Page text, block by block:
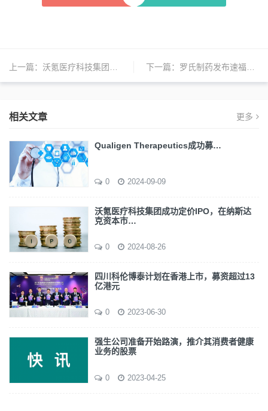
上一篇： 沃氪医疗科技集团成功定价IPO，在纳斯达克资本市场交易 下一篇： 罗氏制药发布速福达干混悬剂
相关文章 更多
Qualigen Therapeutics成功募…
0 2024-09-09
沃氪医疗科技集团成功定价IPO，在纳斯达
克资本市…
0 2024-08-26
四川科伦博泰计划在香港上市，募资超过13
亿港元
0 2023-06-30
强生公司准备开始路演，推介其消费者健康
业务的股票
0 2023-04-25